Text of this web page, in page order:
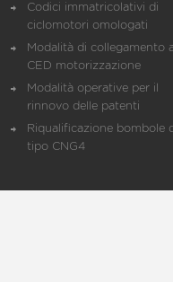
Codici immatricolativi di
ciclomotori omologati
Modalità di collegamento
CED motorizzazione
Modalità operative per il
rinnovo delle patenti
Riqualificazione bombole
tipo CNG4